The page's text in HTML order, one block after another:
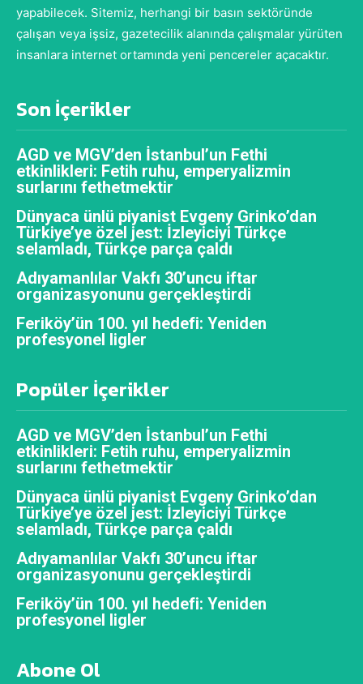
yapabilecek. Sitemiz, herhangi bir basın sektöründe
çalışan veya işsiz, gazetecilik alanında çalışmalar yürüten
insanlara internet ortamında yeni pencereler açacaktır.
Son İçerikler
AGD ve MGV’den İstanbul’un Fethi
etkinlikleri: Fetih ruhu, emperyalizmin
surlarını fethetmektir
Dünyaca ünlü piyanist Evgeny Grinko’dan
Türkiye’ye özel jest: İzleyiciyi Türkçe
selamladı, Türkçe parça çaldı
Adıyamanlılar Vakfı 30’uncu iftar
organizasyonunu gerçekleştirdi
Feriköy’ün 100. yıl hedefi: Yeniden
profesyonel ligler
Popüler İçerikler
AGD ve MGV’den İstanbul’un Fethi
etkinlikleri: Fetih ruhu, emperyalizmin
surlarını fethetmektir
Dünyaca ünlü piyanist Evgeny Grinko’dan
Türkiye’ye özel jest: İzleyiciyi Türkçe
selamladı, Türkçe parça çaldı
Adıyamanlılar Vakfı 30’uncu iftar
organizasyonunu gerçekleştirdi
Feriköy’ün 100. yıl hedefi: Yeniden
profesyonel ligler
Abone Ol